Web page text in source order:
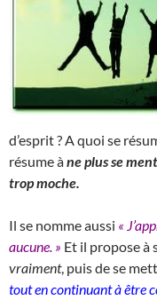
d’esprit ? A quoi se
résume àne plus se
trop moche.
Il se nomme aussi «
aucune. » Et il propose à
vraiment, puis de se
tout en continuant à être